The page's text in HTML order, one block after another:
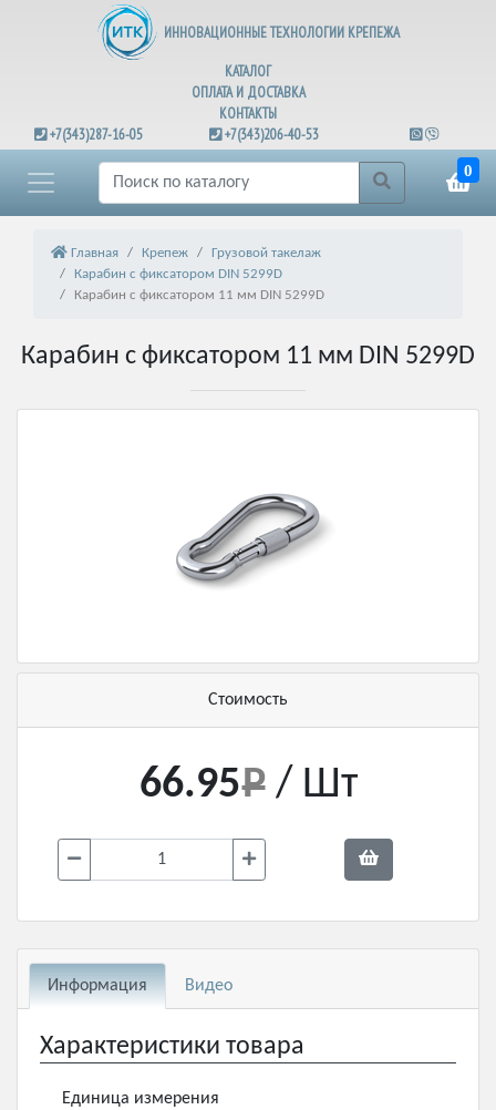
ИННОВАЦИОННЫЕ ТЕХНОЛОГИИ КРЕПЕЖА
КАТАЛОГ
ОПЛАТА И ДОСТАВКА
КОНТАКТЫ
+7(343)287-16-05
+7(343)206-40-53
0
Главная Крепеж
Грузовой такелаж
Карабин с фиксатором DIN 5299D
Карабин с фиксатором 11 мм DIN 5299D
Карабин с фиксатором 11 мм DIN 5299D
Стоимость
66.95 / Шт
Информация Видео
Характеристики товара
Единица измерения